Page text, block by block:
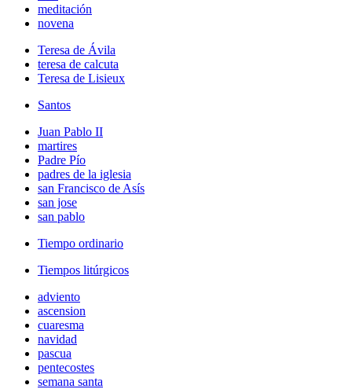
meditación
novena
Teresa de Ávila
teresa de calcuta
Teresa de Lisieux
Santos
Juan Pablo II
martires
Padre Pío
padres de la iglesia
san Francisco de Asís
san jose
san pablo
Tiempo ordinario
Tiempos litúrgicos
adviento
ascension
cuaresma
navidad
pascua
pentecostes
semana santa